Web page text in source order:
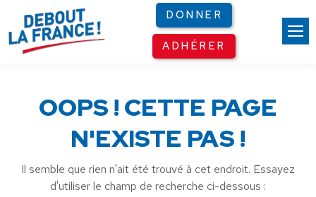
DONNER
ADHÉRER
OOPS ! CETTE PAGE
N'EXISTE PAS !
Il semble que rien n'ait été trouvé à cet endroit. Essayez
d'utiliser le champ de recherche ci-dessous :
Panneau de gestion des cookies